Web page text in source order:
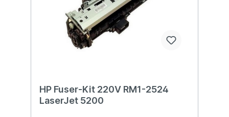
HP Fuser-Kit 220V RM1-2524
LaserJet 5200